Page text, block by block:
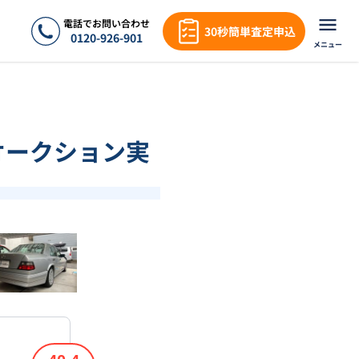
電話でお問い合わせ
0120-926-901 30秒簡単査定申込
メニュー
クション実
1/18